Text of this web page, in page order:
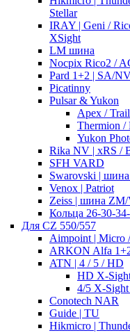
Stellar
IRAY | Geni /
XSight
LM шина
Nocpix Rico2 /
Pard 1+2 | SA/
Picatinny
Pulsar & Yukon
Apex /
Thermion /
Yukon
Rika NV | xRS /
SFH VARD
Swarovski | шина
Venox | Patriot
Zeiss | шина
Кольца 26-30-
Для CZ 550/557
Aimpoint | Micro
ARKON Alfa
ATN | 4 / 5 / HD
HD X-
4/5 X-
Conotech NAR
Guide | TU
Hikmicro |